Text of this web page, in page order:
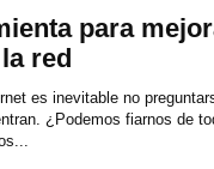
para
red
es inevitable no
¿Podemos fiarnos de